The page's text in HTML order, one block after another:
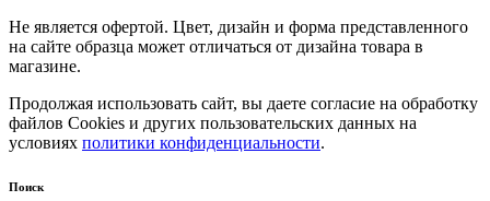
Не является офертой. Цвет, дизайн и форма представленного
на сайте образца может отличаться от дизайна товара в
магазине.
Продолжая использовать сайт, вы даете согласие на обработку
файлов Cookies и других пользовательских данных на
условиях политики конфиденциальности.
Поиск